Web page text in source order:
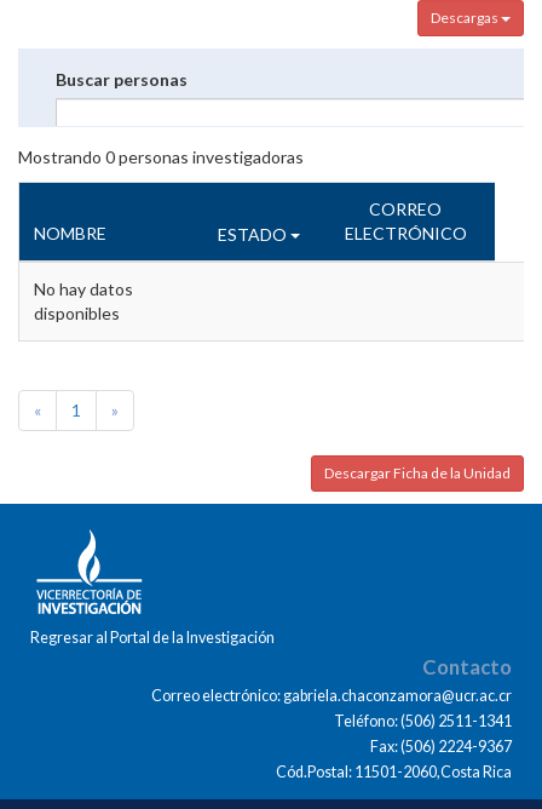
Descargas
Buscar personas
Mostrando 0personas investigadoras
NOMBRE ESTADO
CORREO
ELECTRÓNICO
No hay datos
disponibles
« 1 »
Descargar Ficha de la Unidad
Regresar al Portal de la Investigación
Contacto
Correo electrónico: gabriela.chaconzamora@ucr.ac.cr
Teléfono: (506) 2511-1341
Fax: (506) 2224-9367
Cód.Postal: 11501-2060,Costa Rica